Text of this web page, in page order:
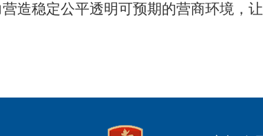
造稳定公平透明可预期的营商环境，让